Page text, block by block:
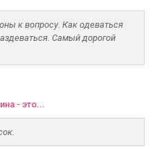
к вопросу. Как одеваться
Самый дорогой
- это...